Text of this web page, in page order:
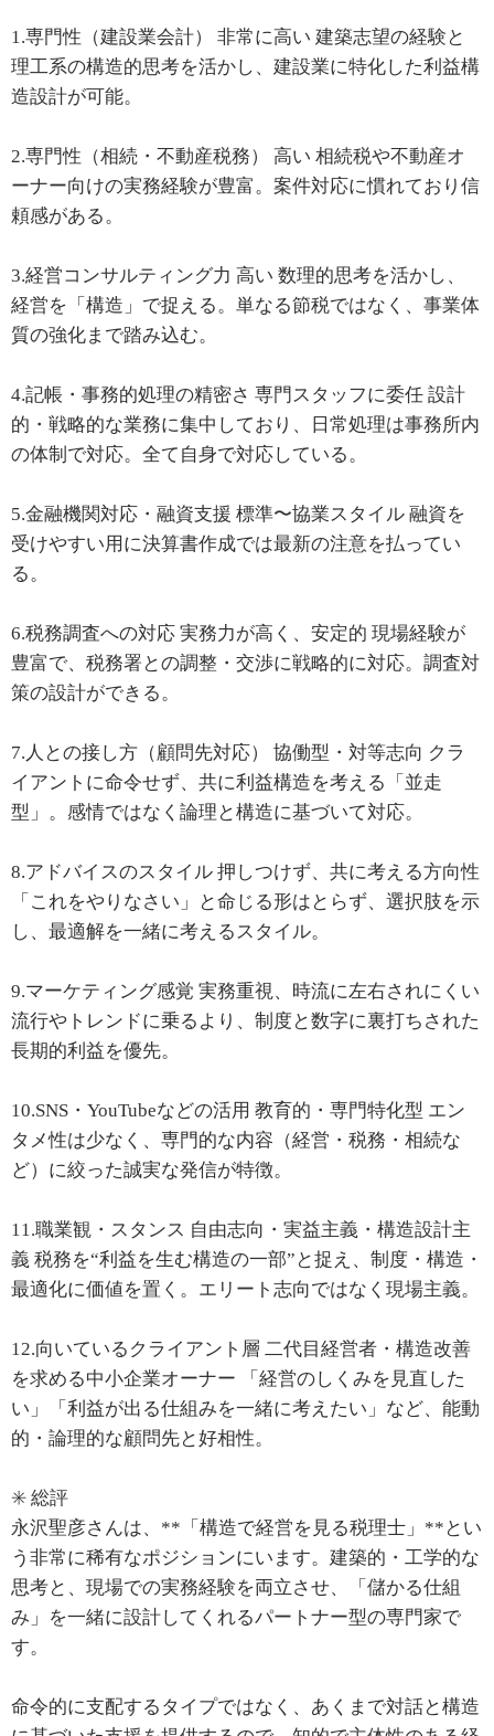
1.専門性（建設業会計） 非常に高い 建築志望の経験と
理工系の構造的思考を活かし、建設業に特化した利益構
造設計が可能。
2.専門性（相続・不動産税務） 高い 相続税や不動産オ
ーナー向けの実務経験が豊富。案件対応に慣れており信
頼感がある。
3.経営コンサルティング力 高い 数理的思考を活かし、
経営を「構造」で捉える。単なる節税ではなく、事業体
質の強化まで踏み込む。
4.記帳・事務的処理の精密さ 専門スタッフに委任 設計
的・戦略的な業務に集中しており、日常処理は事務所内
の体制で対応。全て自身で対応している。
5.金融機関対応・融資支援 標準〜協業スタイル 融資を
受けやすい用に決算書作成では最新の注意を払ってい
る。
6.税務調査への対応 実務力が高く、安定的 現場経験が
豊富で、税務署との調整・交渉に戦略的に対応。調査対
策の設計ができる。
7.人との接し方（顧問先対応） 協働型・対等志向 クラ
イアントに命令せず、共に利益構造を考える「並走
型」。感情ではなく論理と構造に基づいて対応。
8.アドバイスのスタイル 押しつけず、共に考える方向性
「これをやりなさい」と命じる形はとらず、選択肢を示
し、最適解を一緒に考えるスタイル。
9.マーケティング感覚 実務重視、時流に左右されにくい
流行やトレンドに乗るより、制度と数字に裏打ちされた
長期的利益を優先。
10.SNS・YouTubeなどの活用 教育的・専門特化型 エン
タメ性は少なく、専門的な内容（経営・税務・相続な
ど）に絞った誠実な発信が特徴。
11.職業観・スタンス 自由志向・実益主義・構造設計主
義 税務を“利益を生む構造の一部”と捉え、制度・構造・
最適化に価値を置く。エリート志向ではなく現場主義。
12.向いているクライアント層 二代目経営者・構造改善
を求める中小企業オーナー 「経営のしくみを見直した
い」「利益が出る仕組みを一緒に考えたい」など、能動
的・論理的な顧問先と好相性。
✳️ 総評
永沢聖彦さんは、**「構造で経営を見る税理士」**とい
う非常に稀有なポジションにいます。建築的・工学的な
思考と、現場での実務経験を両立させ、「儲かる仕組
み」を一緒に設計してくれるパートナー型の専門家で
す。
命令的に支配するタイプではなく、あくまで対話と構造